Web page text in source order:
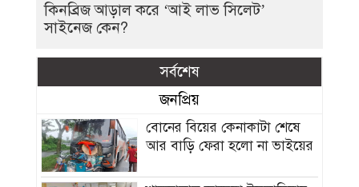
কিনব্রিজ আড়াল করে ‘আই লাভ সিলেট’
সাইনেজ কেন?
সর্বশেষ
জনপ্রিয়
বোনের বিয়ের কেনাকাটা শেষে
আর বাড়ি ফেরা হলো না ভাইয়ের